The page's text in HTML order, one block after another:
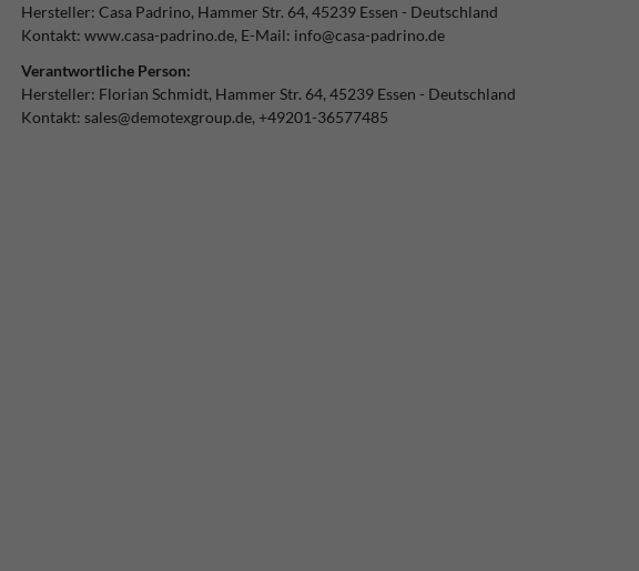
Hersteller: Casa Padrino Hammer Str. 64 45239 Essen
Deutschland
Kontakt: www.casa-padrino.de E-Mail: info@casa-padrino.de
Verantwortliche Person:
Hersteller: Florian Schmidt Hammer Str. 64 45239 Essen
Deutschland
Kontakt: sales@demotexgroup.de +49201-36577485